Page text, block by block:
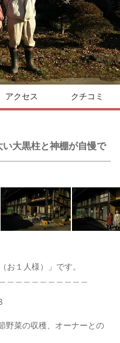
アクセス クチコミ
大黒柱と神棚が自慢で
お１人様）」です。
野菜の収穫、オーナーとの